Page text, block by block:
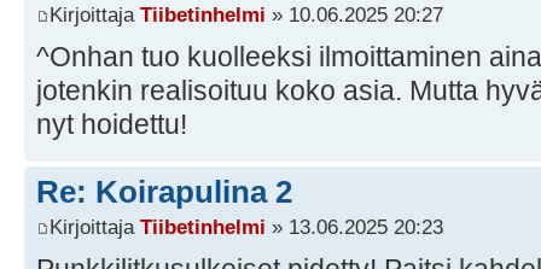
Kirjoittaja Tiibetinhelmi » 10.06.2025 20:27
^Onhan tuo kuolleeksi ilmoittaminen
jotenkin realisoituu koko asia. Mutta
nyt hoidettu!
Re: Koirapulina 2
Kirjoittaja Tiibetinhelmi » 13.06.2025 20:23